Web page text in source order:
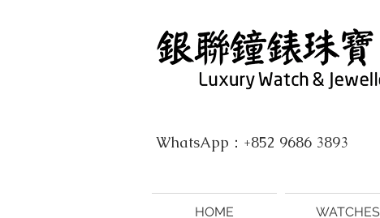
WhatsApp：+852 9686 3893
HOME WATCHES